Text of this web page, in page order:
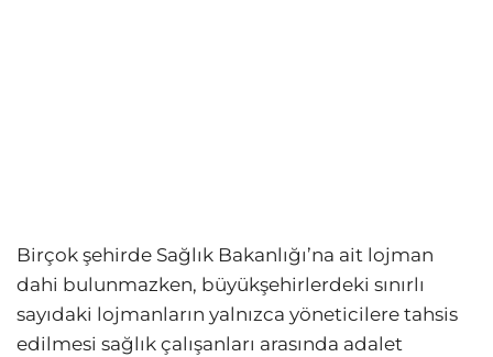
Birçok şehirde Sağlık Bakanlığı’na ait lojman
dahi bulunmazken, büyükşehirlerdeki sınırlı
sayıdaki lojmanların yalnızca yöneticilere tahsis
edilmesi sağlık çalışanları arasında adalet